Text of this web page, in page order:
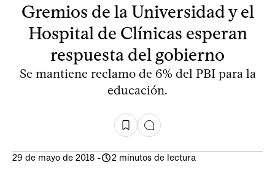
Gremios de la Universidad y el
Hospital de Clínicas esperan
respuesta del gobierno
Se mantiene reclamo de 6% del PBI para la
educación.
29 de mayo de 2018 - 2 minutos de lectura